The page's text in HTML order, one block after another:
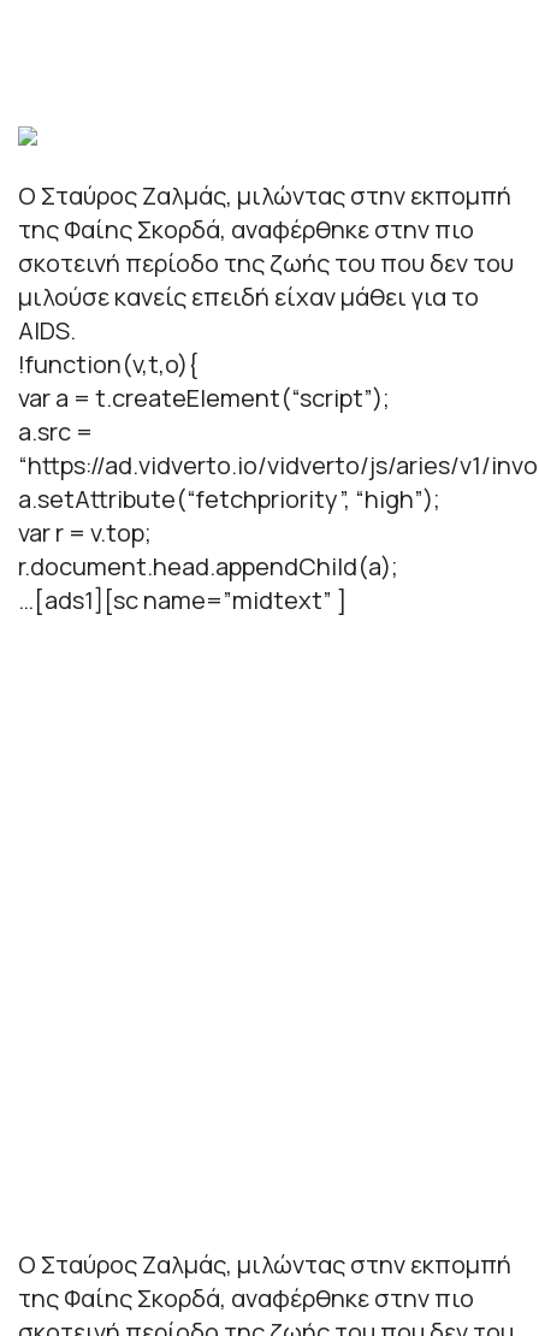
Ο Σταύρος Ζαλμάς, μιλώντας στην εκπομπή
της Φαίης Σκορδά, αναφέρθηκε στην πιο
σκοτεινή περίοδο της ζωής του που δεν του
μιλούσε κανείς επειδή είχαν μάθει για το
AIDS.
!function(v,t,o){
var a = t.createElement(“script”);
a.src =
“https://ad.vidverto.io/vidverto/js/aries/v1/
a.setAttribute(“fetchpriority”, “high”);
var r = v.top;
r.document.head.appendChild(a);
…[ads1][sc name=”midtext” ]
Ο Σταύρος Ζαλμάς, μιλώντας στην εκπομπή
της Φαίης Σκορδά, αναφέρθηκε στην πιο